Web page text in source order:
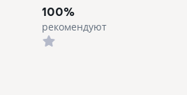
100%
рекомендуют